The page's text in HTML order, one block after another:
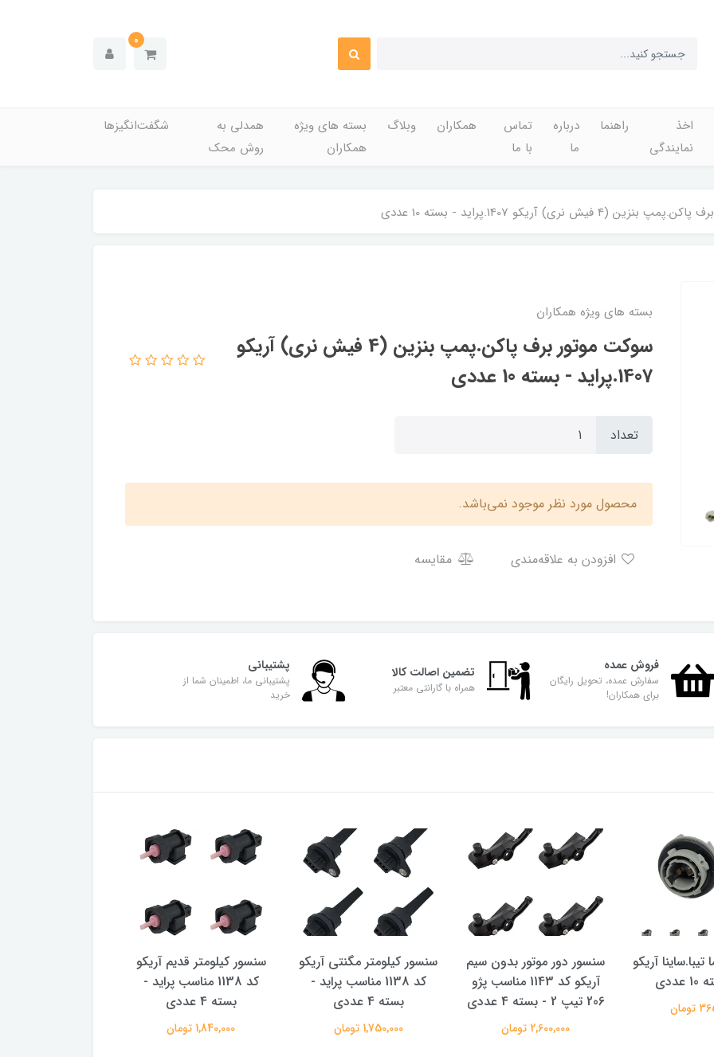
0
اخذ
نمایندگی
راهنما
درباره
ما
تماس
با ما
همکاران وبلاگ
بسته های ویژه
همکاران
همدلی به
روش محک
شگفت‌انگیزها
(4 فیش نری) آریکو 1407.پراید - بسته 10 عددی
بسته های ویژه همکاران
سوکت موتور برف پاکن.پمپ بنزین (4 فیش نری) آریکو
1407.پراید - بسته 10 عددی
تعداد
محصول مورد نظر موجود نمی‌باشد.
مقایسه
فروش عمده
سفارش عمده، تحویل رایگان
برای همکاران!
تضمین اصالت کالا
همراه با گارانتی معتبر
پشتیبانی
پشتیبانی ما، اطمینان شما از
خرید
آریکو
سنسور دور موتور بدون سیم
آریکو کد 1143 مناسب پژو
206 تیپ 2 - بسته 4 عددی
2,600,000 تومان
سنسور کیلومتر مگنتی آریکو
کد 1138 مناسب پراید -
بسته 4 عددی
1,750,000 تومان
سنسور کیلومتر قدیم آریکو
کد 1138 مناسب پراید -
بسته 4 عددی
1,840,000 تومان